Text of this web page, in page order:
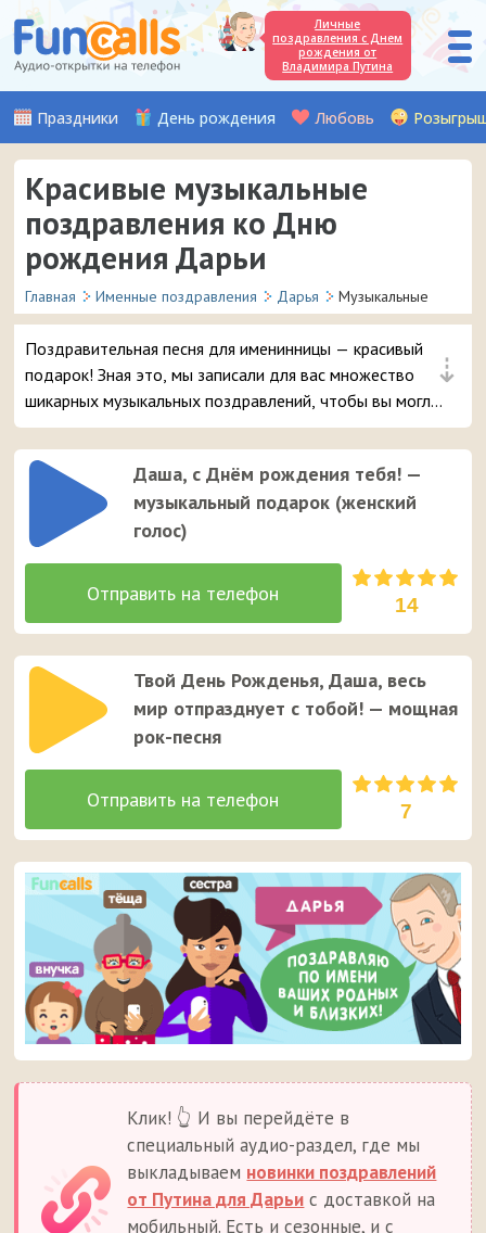
Личные
поздравления с Днем
рождения от
Владимира Путина
Праздники День рождения Любовь
Красивые музыкальные
поздравления ко Дню
рождения Дарьи
Главная Именные поздравления Дарья Музыкальные
⇣
Поздравительная песня для именинницы — красивый
подарок! Зная это, мы записали для вас множество
шикарных музыкальных поздравлений, чтобы вы могли
удивить и порадовать вашу подругу или знакомую с
именем Дарья в день её рождения.
Даша, с Днём рождения тебя! —
музыкальный подарок (женский
голос)
14
Твой День Рожденья, Даша, весь
мир отпразднует с тобой! — мощная
рок-песня
7
Клик! 👆 И вы перейдёте в
специальный аудио-раздел, где мы
выкладываем новинки поздравлений
от Путина для Дарьи с доставкой на
мобильный. Есть и сезонные, и с